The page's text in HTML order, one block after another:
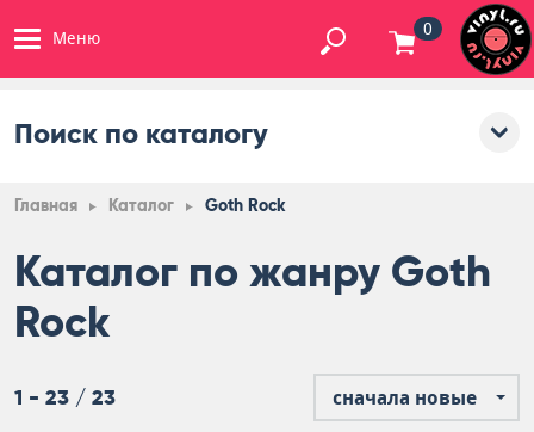
Меню 0
Поиск по каталогу
Главная Каталог Goth Rock
Каталог по жанру Goth
Rock
1 - 23 / 23 сначала новые